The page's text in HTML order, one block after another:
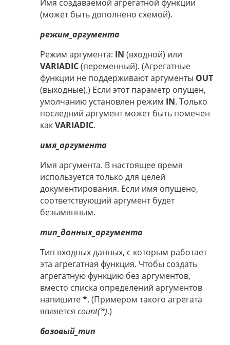
Имя создаваемой агрегатной функции
(может быть дополнено схемой).
режим_аргумента
Режим аргумента: IN (входной) или
VARIADIC(переменный). (Агрегатные
функции не поддерживают аргументы OUT
(выходные).) Если этот параметр опущен,
умолчанию установлен режим IN. Только
последний аргумент может быть помечен
какVARIADIC.
имя_аргумента
Имя аргумента. В настоящее время
используется только для целей
документирования. Если имя опущено,
соответствующий аргумент будет
безымянным.
тип_данных_аргумента
Тип входных данных, с которым работает
эта агрегатная функция. Чтобы создать
агрегатную функцию без аргументов,
вместо списка определений аргументов
напишите*. (Примером такого агрегата
является count(*).)
базовый_тип